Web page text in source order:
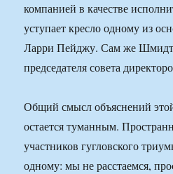
компанией в качестве
уступает кресло одному из
Ларри Пейджу. Сам же Шмидт
председателя совета
Общий смысл объяснений
остается туманным.
участников гугловского
одному: мы не расстаемся,